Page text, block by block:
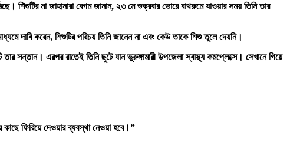
শিশুটির মা জাহানারা বেগম জানান, ২৩ মে শুক্রবার ভোরে বাথরুমে যাওয়ার সময় তিনি তার
দাবি করেন, শিশুটির পরিচয় তিনি জানেন না এবং কেউ তাকে শিশু তুলে দেয়নি।
সন্তান। এরপর রাতেই তিনি ছুটে যান ভুরুঙ্গামারী উপজেলা স্বাস্থ্য কমপ্লেক্সে। সেখানে গিয়ে
ফিরিয়ে দেওয়ার ব্যবস্থা নেওয়া হবে।”